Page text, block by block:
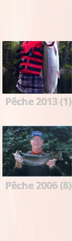
Pêche 2013 (1)
Pêche 2006 (8)